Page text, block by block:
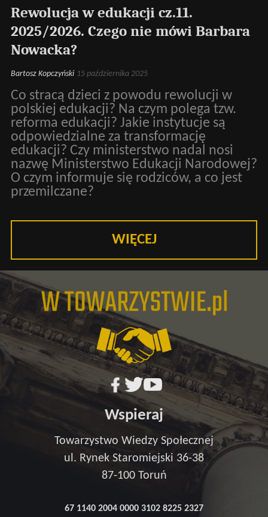
Rewolucja w edukacji cz.11.
2025/2026. Czego nie mówi Barbara
Nowacka?
Bartosz Kopczyński 15 października 2025
Co stracą dzieci z powodu rewolucji w
polskiej edukacji? Na czym polega tzw.
reforma edukacji? Jakie instytucje są
odpowiedzialne za transformację
edukacji? Czy ministerstwo nadal nosi
nazwę Ministerstwo Edukacji Narodowej?
O czym informuje się rodziców, a co jest
przemilczane?
WIĘCEJ
Wspieraj
Towarzystwo Wiedzy Społecznej
ul. Rynek Staromiejski 36-38
87-100 Toruń
67 1140 2004 0000 3102 8225 2327